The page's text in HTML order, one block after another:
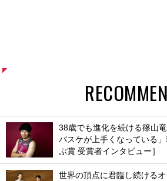
38歳でも進化を続ける篠山
バスケが上手くなっている
ぶ賞 受賞者インタビュー］
世界の頂点に君臨し続ける